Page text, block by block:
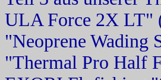
ULA Force 2X LT"
"Neoprene Wading
"Thermal Pro Half